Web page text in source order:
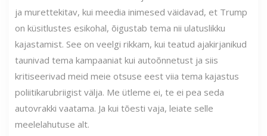
ja murettekitav, kui meedia inimesed väidavad, et Trump
on küsitlustes esikohal, õigustab tema nii ulatuslikku
kajastamist. See on veelgi rikkam, kui teatud ajakirjanikud
taunivad tema kampaaniat kui autoõnnetust ja siis
kritiseerivad meid meie otsuse eest viia tema kajastus
poliitikarubriigist välja. Me ütleme ei, te ei pea seda
autovrakki vaatama. Ja kui tõesti vaja, leiate selle
meelelahutuse alt.